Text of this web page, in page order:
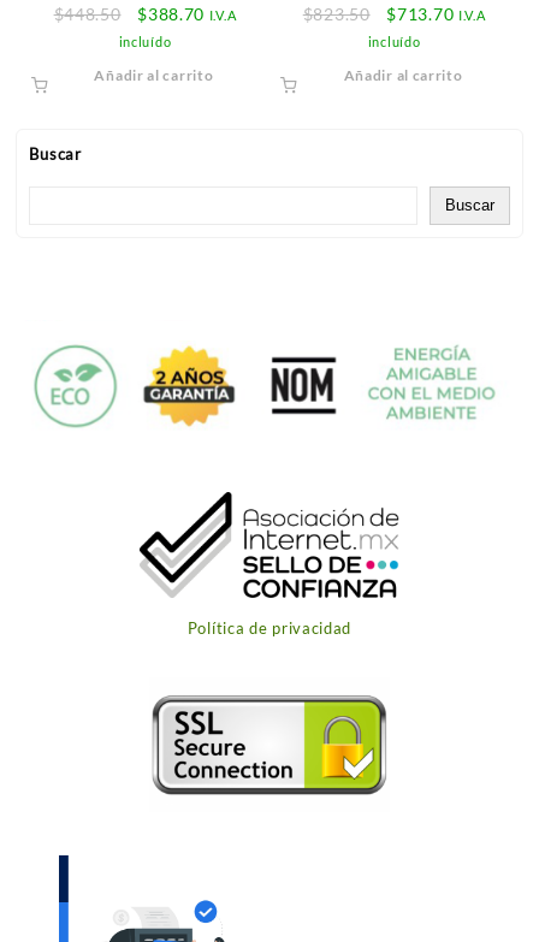
Buscar
Buscar
$448.50
Original
price
$388.70 Current
I.V.A
incluído
Añadir al carrito
$823.50
Original
price
$713.70Current
I.V.A
incluído
Añadir al carrito
Política de privacidad